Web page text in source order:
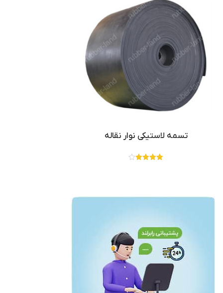
تسمه لاستیکی نوار نقاله